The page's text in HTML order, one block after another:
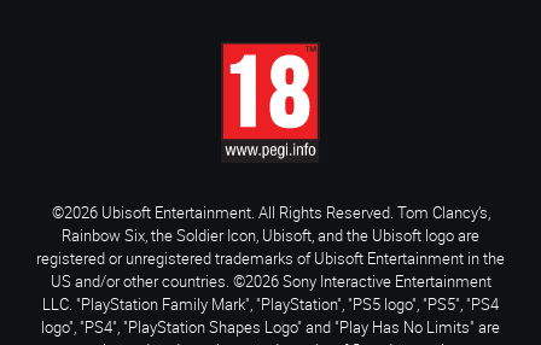
©2026 Ubisoft Entertainment. All Rights Reserved. Tom Clancy’s,
Rainbow Six, the Soldier Icon, Ubisoft, and the Ubisoft logo are
registered or unregistered trademarks of Ubisoft Entertainment in the
US and/or other countries. ©2026 Sony Interactive Entertainment
LLC. "PlayStation Family Mark", "PlayStation", "PS5 logo", "PS5", "PS4
logo", "PS4", "PlayStation Shapes Logo" and "Play Has No Limits" are